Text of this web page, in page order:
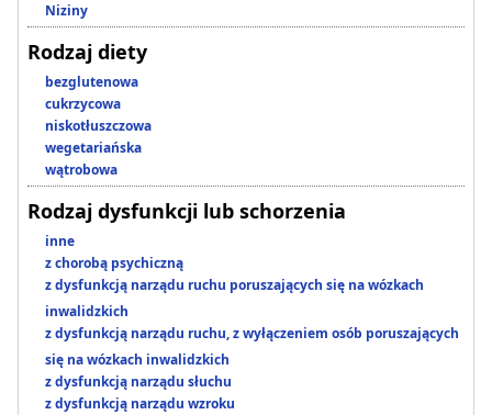
Niziny
Rodzaj diety
bezglutenowa
cukrzycowa
niskotłuszczowa
wegetariańska
wątrobowa
Rodzaj dysfunkcji lub schorzenia
inne
z chorobą psychiczną
z dysfunkcją narządu ruchu poruszających się na wózkach
inwalidzkich
z dysfunkcją narządu ruchu, z wyłączeniem osób poruszających
się na wózkach inwalidzkich
z dysfunkcją narządu słuchu
z dysfunkcją narządu wzroku